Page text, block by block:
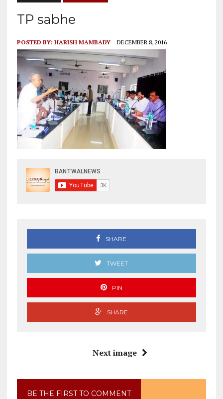
TP sabhe
POSTED BY: HARISH MAMBADY DECEMBER 8, 2016
SHARE
TWEET
PIN
SHARE
Next image
BE THE FIRST TO COMMENT